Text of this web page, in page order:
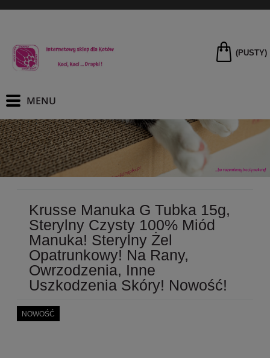
(PUSTY)
Krusse Manuka G Tubka 15g,
Sterylny Czysty 100% Miód
Manuka! Sterylny Żel
Opatrunkowy! Na Rany,
Owrzodzenia, Inne
Uszkodzenia Skóry! Nowość!
NOWOŚĆ